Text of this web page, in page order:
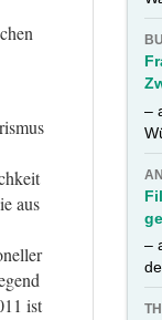
aus
ist
–
–